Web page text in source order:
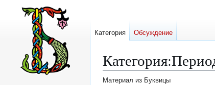
Категория:
Материал из Буквицы
Категория Обсуждение